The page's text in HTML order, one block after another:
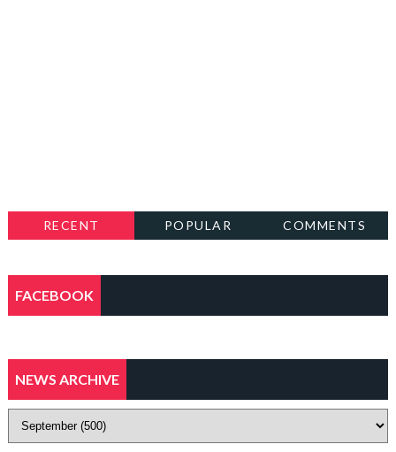
RECENT POPULAR COMMENTS
FACEBOOK
NEWS ARCHIVE